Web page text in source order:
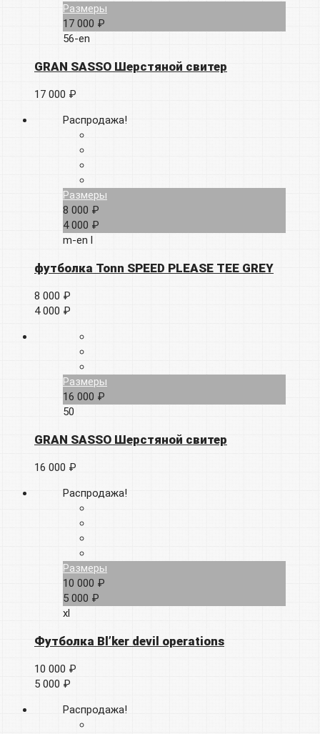
Размеры
17 000 ₽
56-en
GRAN SASSO Шерстяной свитер
17 000 ₽
Распродажа!
Размеры
8 000 ₽
4 000 ₽
m-en l
футболка Tonn SPEED PLEASE TEE GREY
8 000 ₽
4 000 ₽
Размеры
16 000 ₽
50
GRAN SASSO Шерстяной свитер
16 000 ₽
Распродажа!
Размеры
10 000 ₽
5 000 ₽
xl
Футболка Bl’ker devil operations
10 000 ₽
5 000 ₽
Распродажа!